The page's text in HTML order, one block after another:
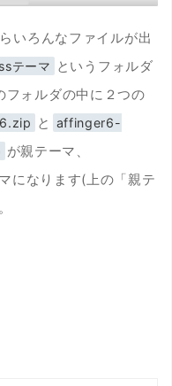
いろんなファイルが出
テーマ というフォルダ
フォルダの中に２つの
と affinger6-
が親テーマ、
になります(上の「親テ